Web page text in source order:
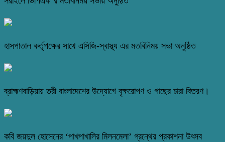
হাসপাতাল কর্তৃপক্ষের সাথে এসিজি-স্বাস্থ্য এর মতবিনিময় সভা অনুষ্ঠিত
ব্রাহ্মণবাড়িয়ায় তরী বাংলাদেশের উদ্যোগে বৃক্ষরোপণ ও গাছের চারা বিতরণ।
কবি জয়দুল হোসেনের ‘পাখপাখালির মিলনমেলা’ গ্রন্থের প্রকাশনা উৎসব